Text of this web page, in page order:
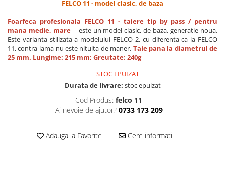
FELCO 11 - model clasic, de baza
Foarfeca profesionala FELCO 11 - taiere tip by pass / pentru
mana medie, mare - este un model clasic, de baza, generatie noua.
Este varianta stilizata a modelului FELCO 2, cu diferenta ca la FELCO
11, contra-lama nu este nituita de maner. Taie pana la diametrul de
25 mm. Lungime: 215 mm; Greutate: 240g
STOC EPUIZAT
Durata de livrare: stoc epuizat
Cod Produs: felco 11
Ai nevoie de ajutor? 0733 173 209
Adauga la Favorite Cere informatii